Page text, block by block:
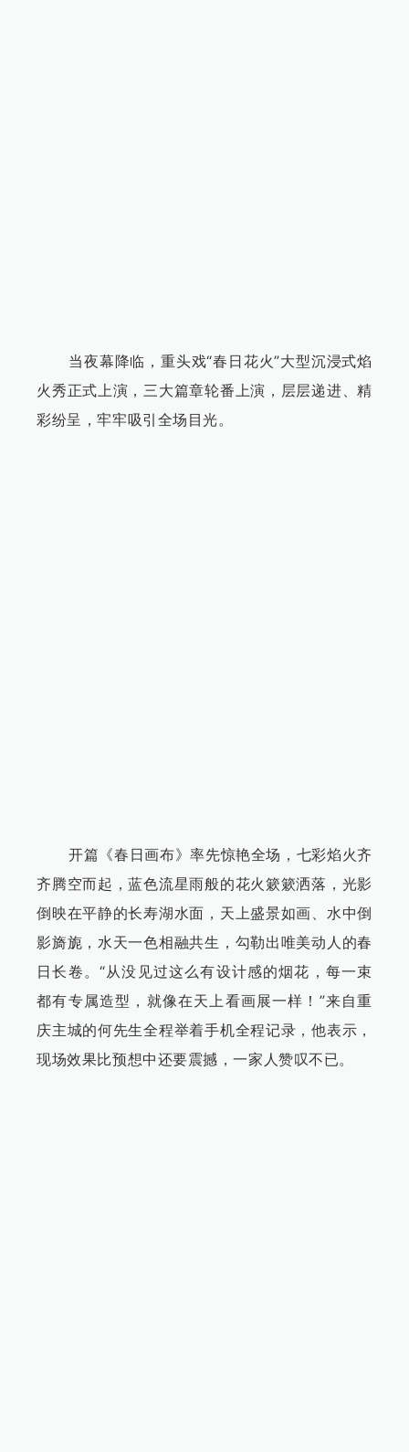
当夜幕降临，重头戏“春日花火”大型沉浸式焰
火秀正式上演，三大篇章轮番上演，层层递进、精
彩纷呈，牢牢吸引全场目光。
开篇《春日画布》率先惊艳全场，七彩焰火齐
齐腾空而起，蓝色流星雨般的花火簌簌洒落，光影
倒映在平静的长寿湖水面，天上盛景如画、水中倒
影旖旎，水天一色相融共生，勾勒出唯美动人的春
日长卷。“从没见过这么有设计感的烟花，每一束
都有专属造型，就像在天上看画展一样！”来自重
庆主城的何先生全程举着手机全程记录，他表示，
现场效果比预想中还要震撼，一家人赞叹不已。